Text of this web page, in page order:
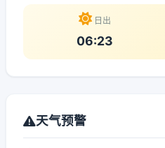
日出
06:23
天气预警